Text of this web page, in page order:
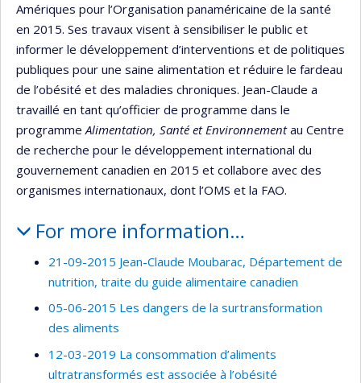
Amériques pour l’Organisation panaméricaine de la santé
en 2015. Ses travaux visent à sensibiliser le public et
informer le développement d’interventions et de politiques
publiques pour une saine alimentation et réduire le fardeau
de l’obésité et des maladies chroniques. Jean-Claude a
travaillé en tant qu’officier de programme dans le
programmeAlimentation, Santé et Environnementau Centre
de recherche pour le développement international du
gouvernement canadien en 2015 et collabore avec des
organismes internationaux, dont l’OMS et la FAO.
For more information…
21-09-2015 Jean-Claude Moubarac, Département de
nutrition, traite du guide alimentaire canadien
05-06-2015 Les dangers de la surtransformation
des aliments
12-03-2019 La consommation d’aliments
ultratransformés est associée à l’obésité